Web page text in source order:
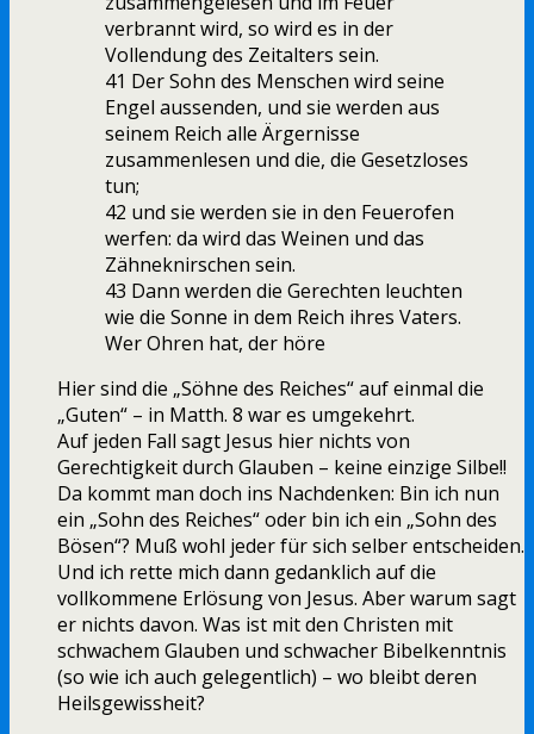
verbrannt wird, so wird es in der
Vollendung des Zeitalters sein.
41 Der Sohn des Menschen wird seine
Engel aussenden, und sie werden aus
seinem Reich alle Ärgernisse
zusammenlesen und die, die Gesetzloses
tun;
42 und sie werden sie in den Feuerofen
werfen: da wird das Weinen und das
Zähneknirschen sein.
43 Dann werden die Gerechten leuchten
wie die Sonne in dem Reich ihres Vaters.
Wer Ohren hat, der höre
Hier sind die „Söhne des Reiches“ auf einmal die
„Guten“ – in Matth. 8 war es umgekehrt.
Auf jeden Fall sagt Jesus hier nichts von
Gerechtigkeit durch Glauben – keine einzige Silbe!!
Da kommt man doch ins Nachdenken: Bin ich nun
ein „Sohn des Reiches“ oder bin ich ein „Sohn des
Bösen“? Muß wohl jeder für sich selber entscheiden.
Und ich rette mich dann gedanklich auf die
vollkommene Erlösung von Jesus. Aber warum sagt
er nichts davon. Was ist mit den Christen mit
schwachem Glauben und schwacher Bibelkenntnis
(so wie ich auch gelegentlich) – wo bleibt deren
Heilsgewissheit?